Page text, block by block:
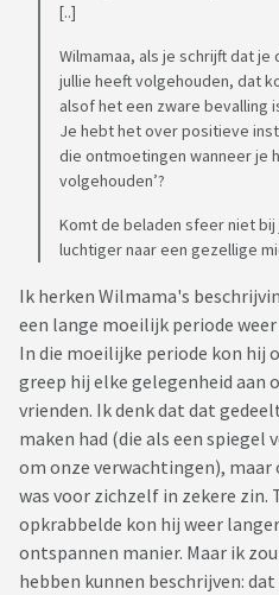
[..]
Wilmamaa, als je schrijft dat
jullie heeft volgehouden, dat
alsof het een zware bevalling
Je hebt het over positieve
die ontmoetingen wanneer je
volgehouden’?
Komt de beladen sfeer niet bij
luchtiger naar een gezellige
Ik herken Wilmama's
een lange moeilijk periode
In die moeilijke periode kon hij
greep hij elke gelegenheid aan
vrienden. Ik denk dat dat
maken had (die als een spiegel
om onze verwachtingen),
was voor zichzelf in zekere zin.
opkrabbelde kon hij weer
ontspannen manier. Maar ik
hebben kunnen beschrijven: